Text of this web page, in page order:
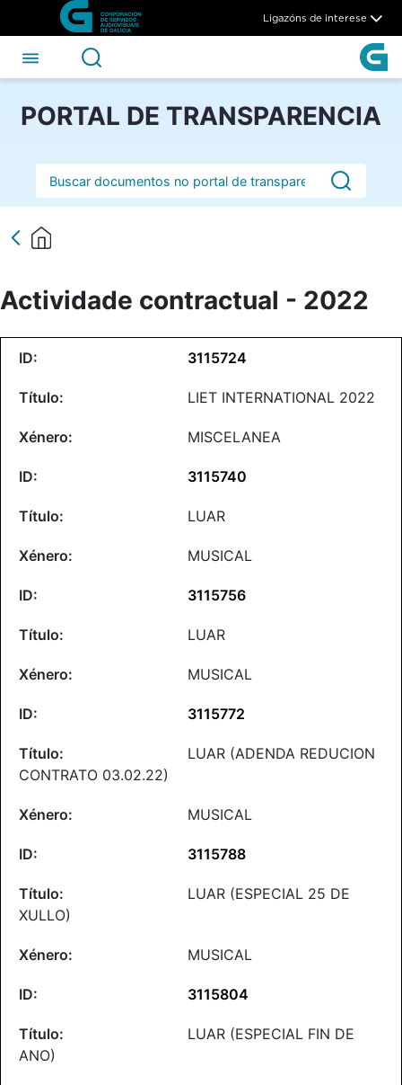
Skip to Main Content
Actividade contractual -
Ligazóns de interese
PORTAL DE TRANSPARENCIA
Barra de busca
Actividade contractual - 2022
3115724
LIET INTERNATIONAL 2022
MISCELANEA
3115740
LUAR
MUSICAL
3115756
LUAR
MUSICAL
3115772
LUAR (ADENDA REDUCION
CONTRATO 03.02.22)
MUSICAL
3115788
LUAR (ESPECIAL 25 DE
XULLO)
MUSICAL
3115804
LUAR (ESPECIAL FIN DE
ANO)